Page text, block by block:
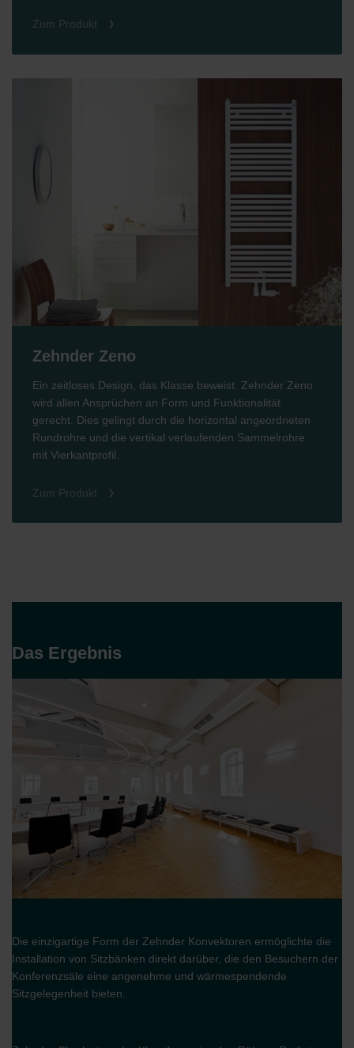
Zum Produkt
Zehnder Zeno
Ein zeitloses Design, das Klasse beweist. Zehnder Zeno
wird allen Ansprüchen an Form und Funktionalität
gerecht. Dies gelingt durch die horizontal angeordneten
Rundrohre und die vertikal verlaufenden Sammelrohre
mit Vierkantprofil.
Zum Produkt
Das Ergebnis
Die einzigartige Form der Zehnder Konvektoren ermöglichte die
Installation von Sitzbänken direkt darüber, die den Besuchern der
Konferenzsäle eine angenehme und wärmespendende
Sitzgelegenheit bieten.